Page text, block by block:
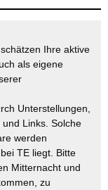
Ihre aktive
als eigene
Unterstellungen,
Links. Solche
werden
TE liegt. Bitte
Mitternacht und
zu